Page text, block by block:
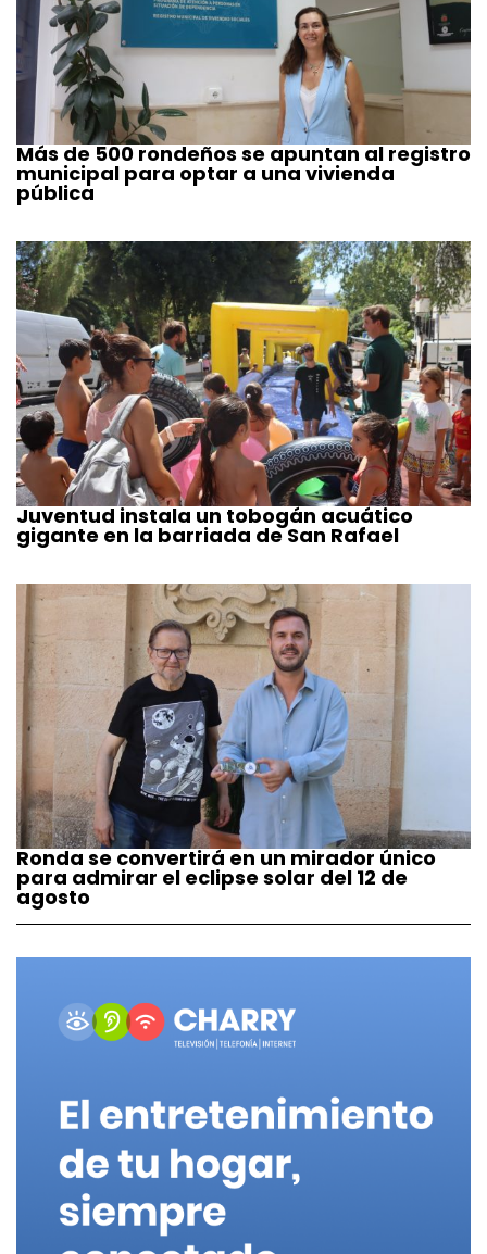
Más de 500 rondeños se apuntan al registro
municipal para optar a una vivienda
pública
Juventud instala un tobogán acuático
gigante en la barriada de San Rafael
Ronda se convertirá en un mirador único
para admirar el eclipse solar del 12 de
agosto